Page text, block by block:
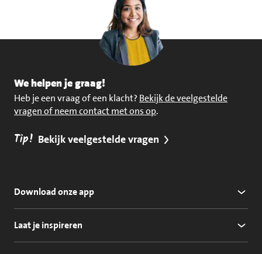
We helpen je graag!
Heb je een vraag of een klacht? Bekijk de veelgestelde
vragen of neem contact met ons op.
Tip! Bekijk veelgestelde vragen
Download onze app
Laat je inspireren